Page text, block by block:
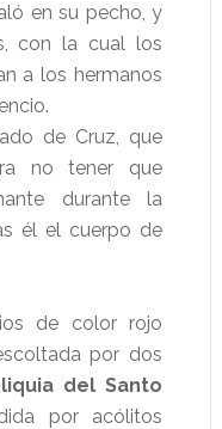
en su pecho, y
con la cual los
a los hermanos
de Cruz, que
no tener que
durante la
él el cuerpo de
de color rojo
por dos
del Santo
por acólitos